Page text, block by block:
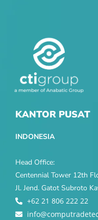
KANTOR PUSAT
INDONESIA
Head Office:
Centennial Tower 12th
Jl. Jend. Gatot Subroto
+62 21 806 222 22